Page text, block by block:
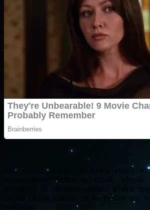
Esta ciudad incluye al menos cuatro
supuestamente hecha de cristal,
Asimismo, el complejo también tendría
idioma escrito grabado en las piedras uqe